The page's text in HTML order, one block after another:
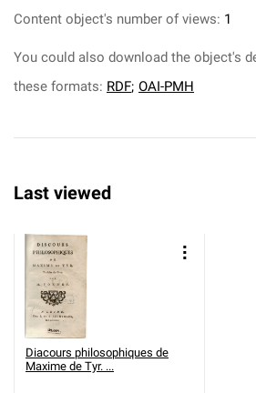
Content object's number of views: 1
You could also download the object's
these formats: RDF; OAI-PMH
Last viewed
Diacours philosophiques de
Maxime de Tyr. ...